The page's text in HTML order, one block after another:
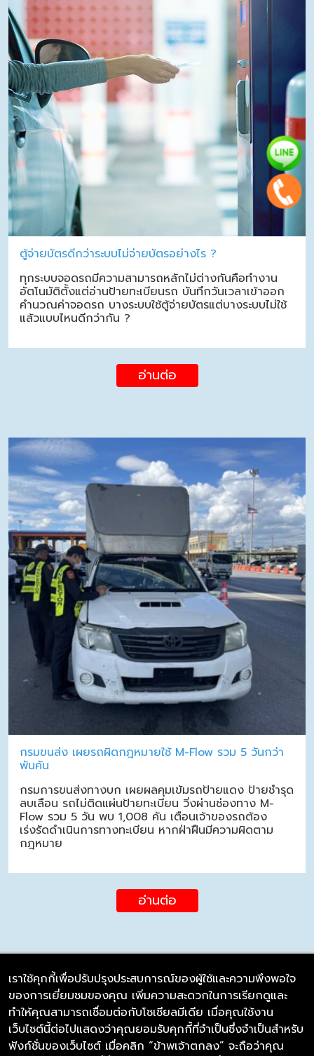
ตู้จ่ายบัตรดีกว่าระบบไม่จ่ายบัตรอย่างไร ?
ทุกระบบจอดรถมีความสามารถหลักไม่ต่างกันคือทำงาน
อัตโนมัติตั้งแต่อ่านป้ายทะเบียนรถ บันทึกวันเวลาเข้าออก
คำนวณค่าจอดรถ บางระบบใช้ตู้จ่ายบัตรแต่บางระบบไม่ใช้
แล้วแบบไหนดีกว่ากัน ?
อ่านต่อ
กรมขนส่ง เผยรถผิดกฎหมายใช้ M-Flow รวม 5 วันกว่า
พันคัน
กรมการขนส่งทางบก เผยผลคุมเข้มรถป้ายแดง ป้ายชำรุด
ลบเลือน รถไม่ติดแผ่นป้ายทะเบียน วิ่งผ่านช่องทาง M-
Flow รวม 5 วัน พบ 1,008 คัน เตือนเจ้าของรถต้อง
เร่งรัดดำเนินการทางทะเบียน หากฝ่าฝืนมีความผิดตาม
กฎหมาย
อ่านต่อ
บริษัท ซิมลิงค์ จำกัด
98/226 Bangrakyai-Baanmai Road,
Bangyai, Nonthaburi 11140
เราใช้คุกกี้เพื่อปรับปรุงประสบการณ์ของผู้ใช้และความพึงพอใจ
ของการเยี่ยมชมของคุณ เพิ่มความสะดวกในการเรียกดูและ
ทำให้คุณสามารถเชื่อมต่อกับโซเชียลมีเดีย เมื่อคุณใช้งาน
เว็บไซต์นี้ต่อไปแสดงว่าคุณยอมรับคุกกี้ที่จำเป็นซึ่งจำเป็นสำหรับ
ฟังก์ชั่นของเว็บไซต์ เมื่อคลิก “ข้าพเจ้าตกลง” จะถือว่าคุณ